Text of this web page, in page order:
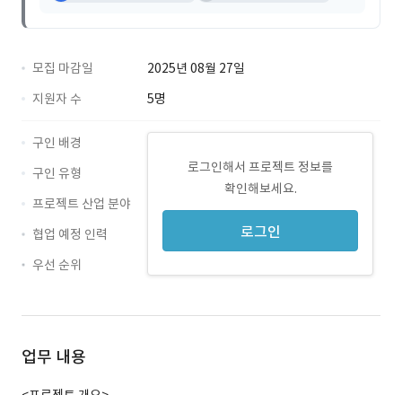
모집 마감일
2025년 08월 27일
지원자 수
5명
로그인해서 프로젝트 정보를
확인해보세요.
로그인
구인 배경
구인 유형
프로젝트 산업 분야
협업 예정 인력
우선 순위
업무 내용